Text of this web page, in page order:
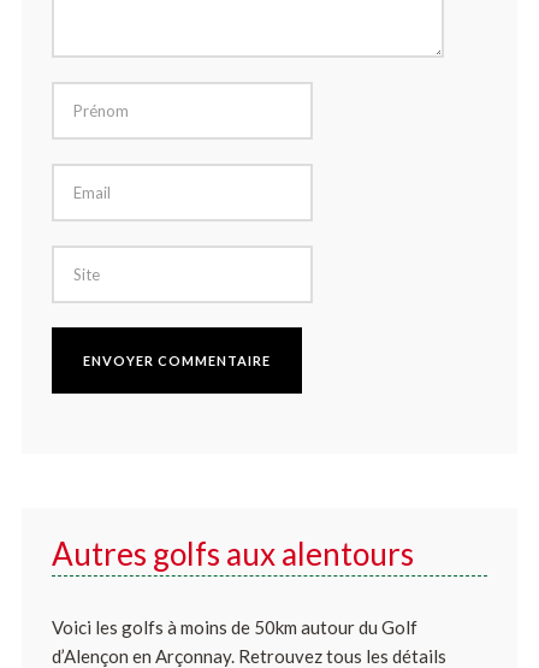
Autres golfs aux alentours
Voici les golfs à moins de 50km autour du Golf
d’Alençon en Arçonnay. Retrouvez tous les détails